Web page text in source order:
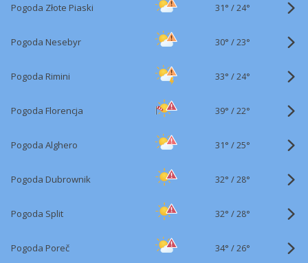
Pogoda Złote Piaski 31° /24°
Pogoda Nesebyr 30° /23°
Pogoda Rimini 33° /24°
Pogoda Florencja 39° /22°
Pogoda Alghero 31° /25°
Pogoda Dubrownik 32° /28°
Pogoda Split 32° /28°
Pogoda Poreč 34° /26°